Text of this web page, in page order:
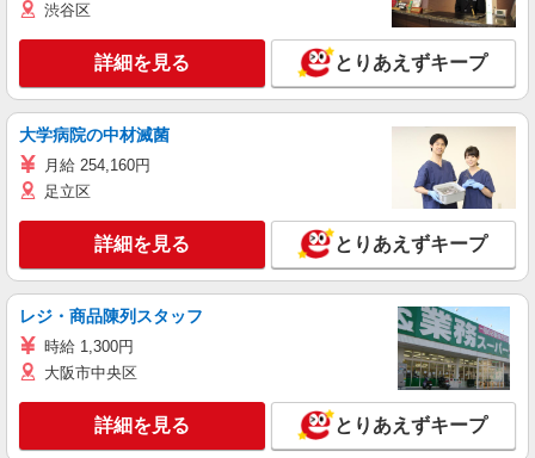
渋谷区
詳細を見る とりあえずキープ
大学病院の中材滅菌
月給 254,160円
足立区
詳細を見る とりあえずキープ
レジ・商品陳列スタッフ
時給 1,300円
大阪市中央区
詳細を見る とりあえずキープ